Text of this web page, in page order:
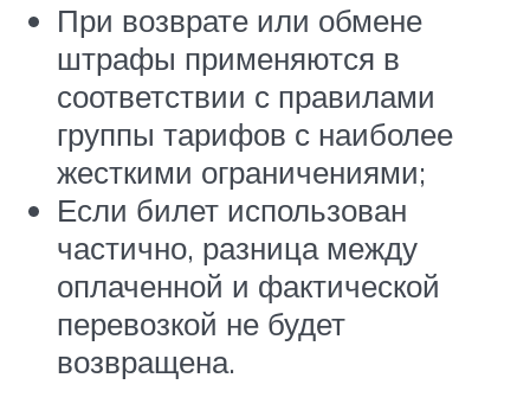
При возврате или обмене
штрафы применяются в
соответствии с правилами
группы тарифов с наиболее
жесткими ограничениями;
Если билет использован
частично, разница между
оплаченной и фактической
перевозкой не будет
возвращена.